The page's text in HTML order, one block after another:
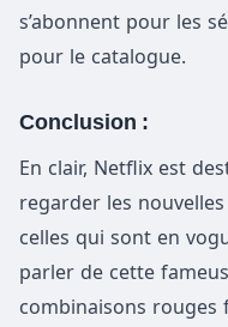
s’abonnent pour les
pour le catalogue.
Conclusion :
En clair, Netflix est
regarder les
celles qui sont en
parler de cette
combinaisons rouges